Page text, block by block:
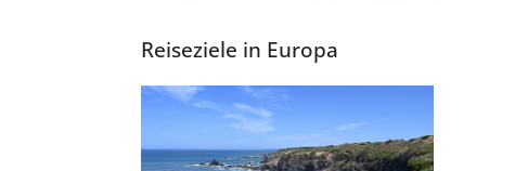
Reiseziele in Europa